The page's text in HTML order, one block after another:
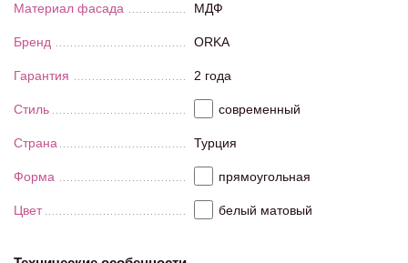
Материал фасада МДФ
Бренд ORKA
Гарантия 2 года
Стиль современный
Страна Турция
Форма прямоугольная
Цвет белый матовый